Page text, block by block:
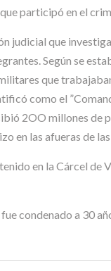
participó en el
judicial que
Según se
que
como el
2OO millones de
en las afueras de
en la Cárcel de
condenado a 30